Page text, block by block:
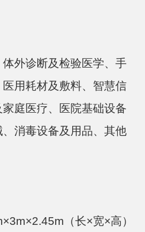
外诊断及检验医学、手
用耗材及敷料、智慧信
庭医疗、医院基础设备
消毒设备及用品、其他
（长×宽×高）